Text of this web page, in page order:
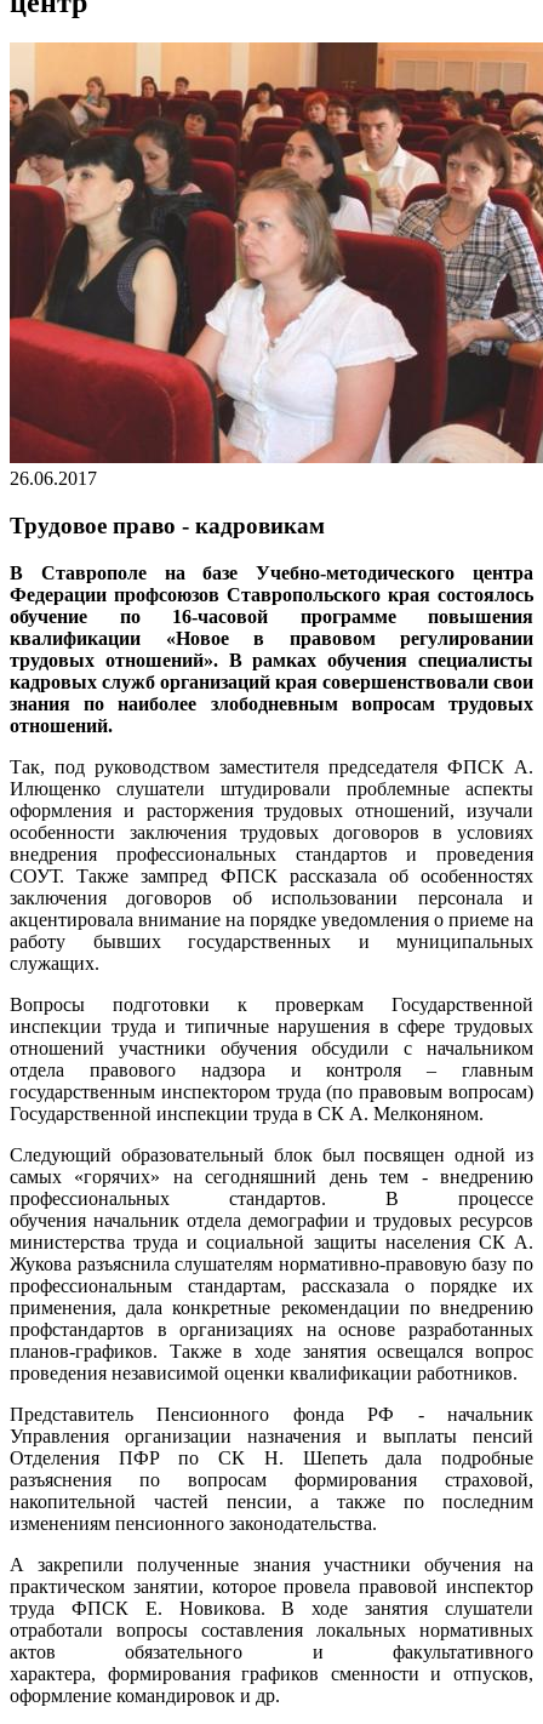
26.06.2017
Трудовое право - кадровикам
В Ставрополе на базе Учебно-методического центра
Федерации профсоюзов Ставропольского края состоялось
обучение по 16-часовой программе повышения
квалификации «Новое в правовом регулировании
трудовых отношений». В рамках обучения специалисты
кадровых служб организаций края совершенствовали свои
знания по наиболее злободневным вопросам трудовых
отношений.
Так, под руководством заместителя председателя ФПСК А.
Илющенко слушатели штудировали проблемные аспекты
оформления и расторжения трудовых отношений, изучали
особенности заключения трудовых договоров в условиях
внедрения профессиональных стандартов и проведения
СОУТ. Также зампред ФПСК рассказала об особенностях
заключения договоров об использовании персонала и
акцентировала внимание на порядке уведомления о приеме на
работу бывших государственных и муниципальных
служащих.
Вопросы подготовки к проверкам Государственной
инспекции труда и типичные нарушения в сфере трудовых
отношений участники обучения обсудили с начальником
отдела правового надзора и контроля – главным
государственным инспектором труда (по правовым вопросам)
Государственной инспекции труда в СК А. Мелконяном.
Следующий образовательный блок был посвящен одной из
самых «горячих» на сегодняшний день тем - внедрению
профессиональных стандартов. В процессе
обучения начальник отдела демографии и трудовых ресурсов
министерства труда и социальной защиты населения СК А.
Жукова разъяснила слушателям нормативно-правовую базу по
профессиональным стандартам, рассказала о порядке их
применения, дала конкретные рекомендации по внедрению
профстандартов в организациях на основе разработанных
планов-графиков. Также в ходе занятия освещался вопрос
проведения независимой оценки квалификации работников.
Представитель Пенсионного фонда РФ - начальник
Управления организации назначения и выплаты пенсий
Отделения ПФР по СК Н. Шепеть дала подробные
разъяснения по вопросам формирования страховой,
накопительной частей пенсии, а также по последним
изменениям пенсионного законодательства.
А закрепили полученные знания участники обучения на
практическом занятии, которое провела правовой инспектор
труда ФПСК Е. Новикова. В ходе занятия слушатели
отработали вопросы составления локальных нормативных
актов обязательного и факультативного
характера, формирования графиков сменности и отпусков,
оформление командировок и др.